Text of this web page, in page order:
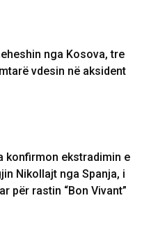
nga Kosova, tre
vdesin në aksident
konfirmon ekstradimin e
Nikollajt nga Spanja, i
për rastin “Bon Vivant”